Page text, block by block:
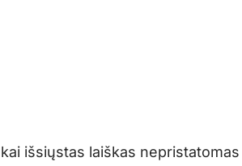
išsiųstas laiškas